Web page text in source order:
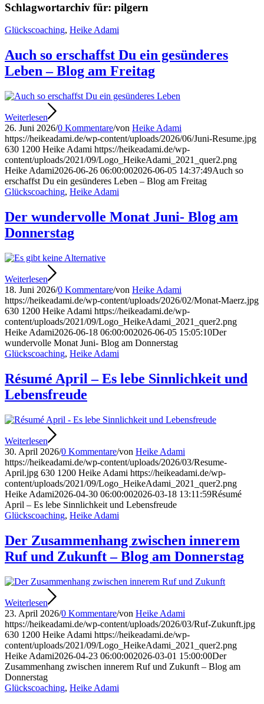
Schlagwortarchiv für: pilgern
Glückscoaching, Heike Adami
Auch so erschaffst Du ein gesünderes
Leben – Blog am Freitag
Weiterlesen
26. Juni 2026/0 Kommentare/von Heike Adami
https://heikeadami.de/wp-content/uploads/2026/06/Juni-Resume.jpg
630 1200 Heike Adami https://heikeadami.de/wp-
content/uploads/2021/09/Logo_HeikeAdami_2021_quer2.png
Heike Adami2026-06-26 06:00:002026-06-05 14:37:49Auch so
erschaffst Du ein gesünderes Leben – Blog am Freitag
Glückscoaching, Heike Adami
Der wundervolle Monat Juni- Blog am
Donnerstag
Weiterlesen
18. Juni 2026/0 Kommentare/von Heike Adami
https://heikeadami.de/wp-content/uploads/2026/02/Monat-Maerz.jpg
630 1200 Heike Adami https://heikeadami.de/wp-
content/uploads/2021/09/Logo_HeikeAdami_2021_quer2.png
Heike Adami2026-06-18 06:00:002026-06-05 15:05:10Der
wundervolle Monat Juni- Blog am Donnerstag
Glückscoaching, Heike Adami
Résumé April – Es lebe Sinnlichkeit und
Lebensfreude
Weiterlesen
30. April 2026/0 Kommentare/von Heike Adami
https://heikeadami.de/wp-content/uploads/2026/03/Resume-
April.jpg 630 1200 Heike Adami https://heikeadami.de/wp-
content/uploads/2021/09/Logo_HeikeAdami_2021_quer2.png
Heike Adami2026-04-30 06:00:002026-03-18 13:11:59Résumé
April – Es lebe Sinnlichkeit und Lebensfreude
Glückscoaching, Heike Adami
Der Zusammenhang zwischen innerem
Ruf und Zukunft – Blog am Donnerstag
Weiterlesen
23. April 2026/0 Kommentare/von Heike Adami
https://heikeadami.de/wp-content/uploads/2026/03/Ruf-Zukunft.jpg
630 1200 Heike Adami https://heikeadami.de/wp-
content/uploads/2021/09/Logo_HeikeAdami_2021_quer2.png
Heike Adami2026-04-23 06:00:002026-03-01 15:00:00Der
Zusammenhang zwischen innerem Ruf und Zukunft – Blog am
Donnerstag
Glückscoaching, Heike Adami